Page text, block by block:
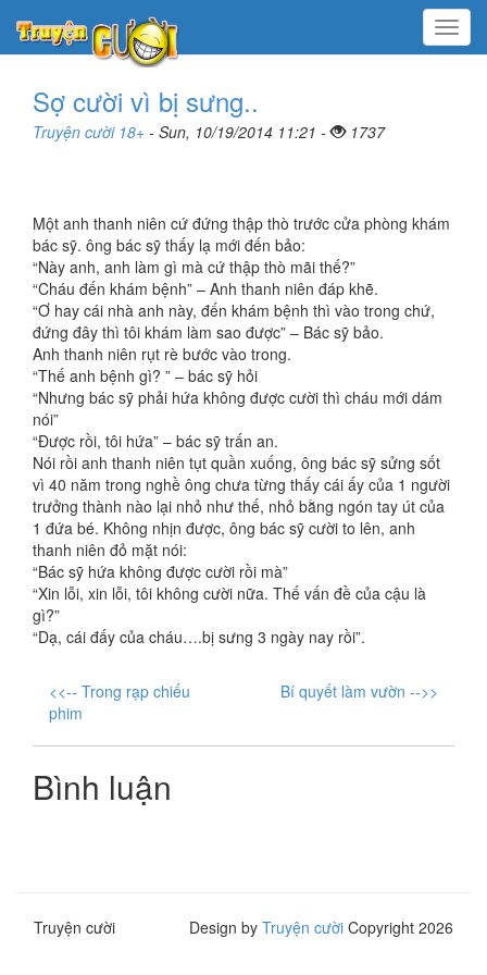
Menu
Sợ cười vì bị sưng..
Truyện cười 18+ - Sun, 10/19/2014 11:21 - 1737
Một anh thanh niên cứ đứng thập thò trước cửa phòng khám
bác sỹ. ông bác sỹ thấy lạ mới đến bảo:
“Này anh, anh làm gì mà cứ thập thò mãi thế?”
“Cháu đến khám bệnh” – Anh thanh niên đáp khẽ.
“Ơ hay cái nhà anh này, đến khám bệnh thì vào trong chứ,
đứng đây thì tôi khám làm sao được” – Bác sỹ bảo.
Anh thanh niên rụt rè bước vào trong.
“Thế anh bệnh gì? ” – bác sỹ hỏi
“Nhưng bác sỹ phải hứa không được cười thì cháu mới dám
nói”
“Được rồi, tôi hứa” – bác sỹ trấn an.
Nói rồi anh thanh niên tụt quần xuống, ông bác sỹ sửng sốt
vì 40 năm trong nghề ông chưa từng thấy cái ấy của 1 người
trưởng thành nào lại nhỏ như thế, nhỏ bằng ngón tay út của
1 đứa bé. Không nhịn được, ông bác sỹ cười to lên, anh
thanh niên đỏ mặt nói:
“Bác sỹ hứa không được cười rồi mà”
“Xin lỗi, xin lỗi, tôi không cười nữa. Thế vấn đề của cậu là
gì?”
“Dạ, cái đấy của cháu….bị sưng 3 ngày nay rồi”.
<<-- Trong rạp chiếu
phim
Bí quyết làm vườn -->>
Bình luận
Truyện cười Design by Truyện cười Copyright 2026